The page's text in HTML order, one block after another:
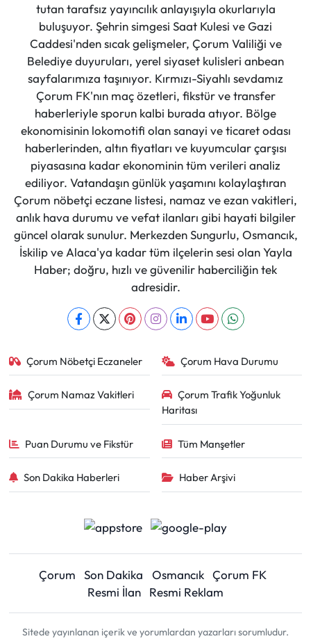
tutan tarafsız yayıncılık anlayışıyla okurlarıyla
buluşuyor. Şehrin simgesi Saat Kulesi ve Gazi
Caddesi'nden sıcak gelişmeler, Çorum Valiliği ve
Belediye duyuruları, yerel siyaset kulisleri anbean
sayfalarımıza taşınıyor. Kırmızı-Siyahlı sevdamız
Çorum FK'nın maç özetleri, fikstür ve transfer
haberleriyle sporun kalbi burada atıyor. Bölge
ekonomisinin lokomotifi olan sanayi ve ticaret odası
haberlerinden, altın fiyatları ve kuyumcular çarşısı
piyasasına kadar ekonominin tüm verileri analiz
ediliyor. Vatandaşın günlük yaşamını kolaylaştıran
Çorum nöbetçi eczane listesi, namaz ve ezan vakitleri,
anlık hava durumu ve vefat ilanları gibi hayati bilgiler
güncel olarak sunulur. Merkezden Sungurlu, Osmancık,
İskilip ve Alaca'ya kadar tüm ilçelerin sesi olan Yayla
Haber; doğru, hızlı ve güvenilir haberciliğin tek
adresidir.
Çorum Nöbetçi Eczaneler Çorum Hava Durumu
Çorum Namaz Vakitleri
Çorum Trafik Yoğunluk
Haritası
Puan Durumu ve Fikstür Tüm Manşetler
Son Dakika Haberleri Haber Arşivi
Çorum Son Dakika Osmancık Çorum FK
Resmi İlan
Resmi Reklam
Sitede yayınlanan içerik ve yorumlardan yazarları sorumludur.